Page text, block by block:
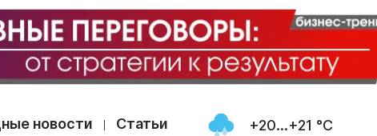
новости Статьи +20...+21 °С